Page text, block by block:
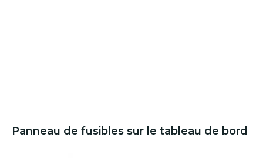
Panneau de fusibles sur le tableau de bord